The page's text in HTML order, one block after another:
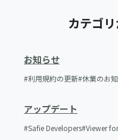
カテゴ
お知らせ
利用規約の更新 休業のお
アップデート
Safie Developers Viewer